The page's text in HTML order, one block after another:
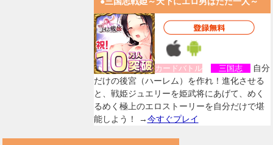
カードバトル 三国志
自分
だけの後宮（ハーレム）を作れ！進化させる
と、戦姫ジュエリーを姫武将にあげて、めく
るめく極上のエロストーリーを自分だけで堪
能しよう！ →今すぐプレイ